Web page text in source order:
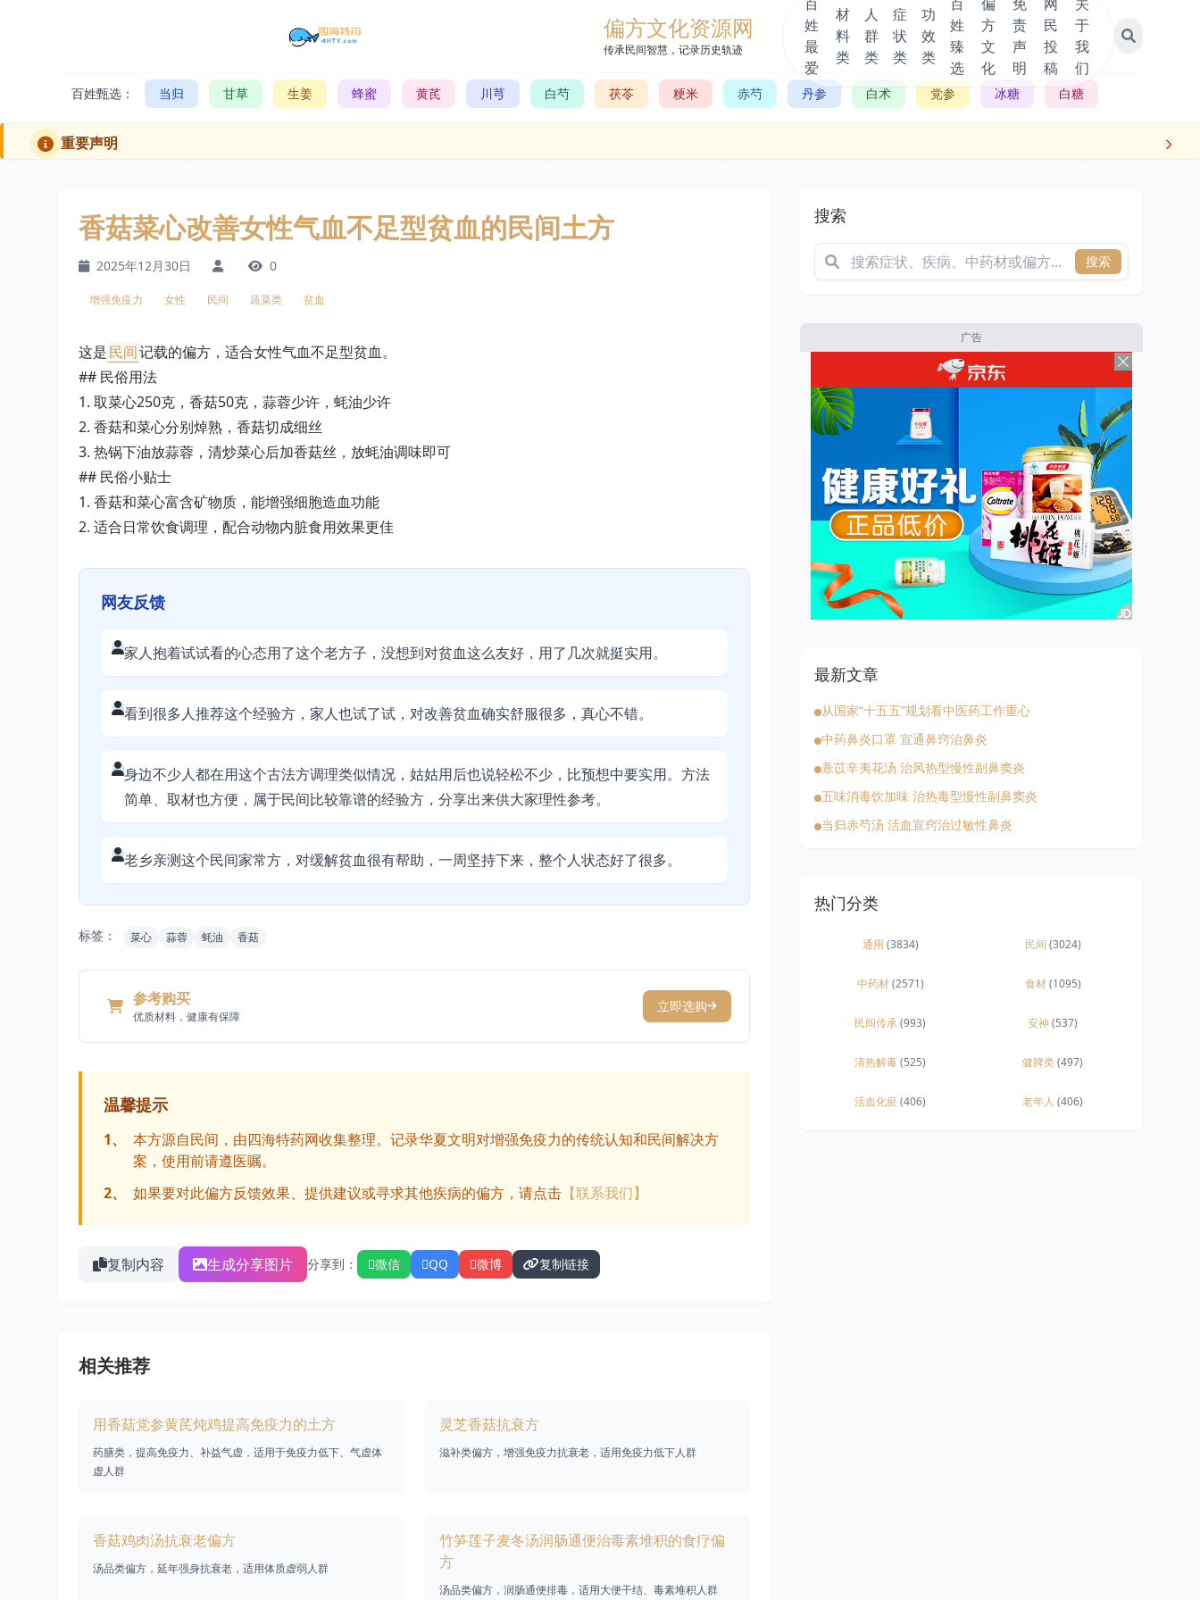
偏方文化资源网
传承民间智慧，记录历史轨迹
姓
最
爱
材
料
类
人
群
类
症
状
类
功
效
类
姓
臻
选
方
文
化
责
声
明
民
投
稿
于
我
们
百姓甄选： 当归 甘草 生姜 蜂蜜 黄芪 川芎 白芍 茯苓 粳米 赤芍 丹参 白术 党参 冰糖 白糖
重要声明
香菇菜心改善女性气血不足型贫血的民间土方
2025年12月30日 0
增强免疫力 女性 民间 蔬菜类 贫血
这是民间记载的偏方，适合女性气血不足型贫血。
## 民俗用法
1. 取菜心250克，香菇50克，蒜蓉少许，蚝油少许
2. 香菇和菜心分别焯熟，香菇切成细丝
3. 热锅下油放蒜蓉，清炒菜心后加香菇丝，放蚝油调味即可
## 民俗小贴士
1. 香菇和菜心富含矿物质，能增强细胞造血功能
2. 适合日常饮食调理，配合动物内脏食用效果更佳
网友反馈
家人抱着试试看的心态用了这个老方子，没想到对贫血这么友好，用了几次就挺实用。
看到很多人推荐这个经验方，家人也试了试，对改善贫血确实舒服很多，真心不错。
身边不少人都在用这个古法方调理类似情况，姑姑用后也说轻松不少，比预想中要实用。方法
简单、取材也方便，属于民间比较靠谱的经验方，分享出来供大家理性参考。
老乡亲测这个民间家常方，对缓解贫血很有帮助，一周坚持下来，整个人状态好了很多。
标签： 菜心 蒜蓉 蚝油 香菇
参考购买
优质材料，健康有保障
立即选购
温馨提示
1、
本方源自民间，由四海特药网收集整理。记录华夏文明对增强免疫力的传统认知和民间解决方
案，使用前请遵医嘱。
2、
如果要对此偏方反馈效果、提供建议或寻求其他疾病的偏方，请点击 【联系我们】
复制内容 生成分享图片 分享到： 微信 QQ 微博 复制链接
相关推荐
用香菇党参黄芪炖鸡提高免疫力的土方
药膳类，提高免疫力、补益气虚，适用于免疫力低下、气虚体
虚人群
灵芝香菇抗衰方
滋补类偏方，增强免疫力抗衰老，适用免疫力低下人群
香菇鸡肉汤抗衰老偏方
汤品类偏方，延年强身抗衰老，适用体质虚弱人群
竹笋莲子麦冬汤润肠通便治毒素堆积的食疗偏
方
汤品类偏方，润肠通便排毒，适用大便干结、毒素堆积人群
搜索
搜索
广告
最新文章
从国家“十五五”规划看中医药工作重心
中药鼻炎口罩 宣通鼻窍治鼻炎
薏苡辛夷花汤 治风热型慢性副鼻窦炎
五味消毒饮加味 治热毒型慢性副鼻窦炎
当归赤芍汤 活血宣窍治过敏性鼻炎
热门分类
通用 (3834) 民间 (3024)
中药材(2571) 食材(1095)
民间传承(993) 安神(537)
清热解毒(525) 健脾类(497)
活血化瘀(406) 老年人 (406)